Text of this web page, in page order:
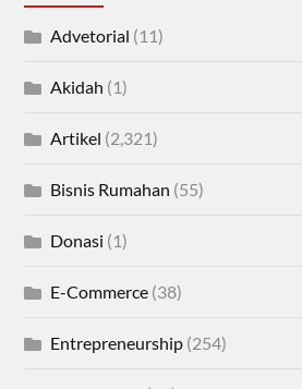
Advetorial (11)
Akidah (1)
Artikel (2,321)
Bisnis Rumahan (55)
Donasi (1)
E-Commerce (38)
Entrepreneurship (254)